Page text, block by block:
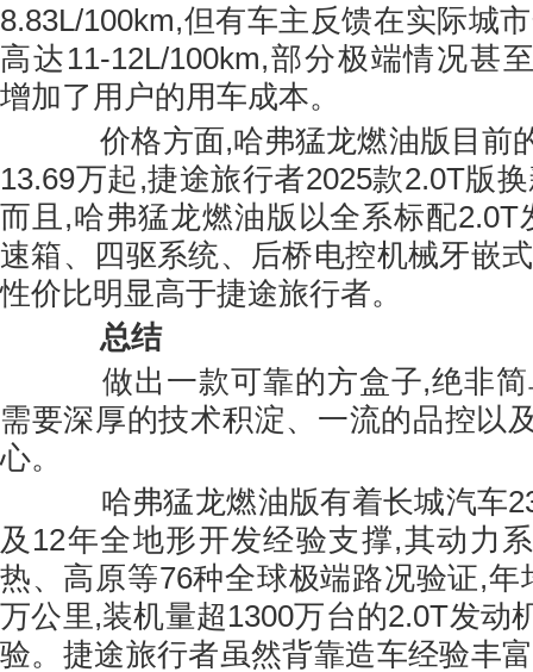
8.83L/100km,但有车主反馈在实际城
高达11-12L/100km,部分极端情况甚
增加了用户的用车成本。
价格方面,哈弗猛龙燃油版目前
13.69万起,捷途旅行者2025款2.0T版
而且,哈弗猛龙燃油版以全系标配2.0T
速箱、四驱系统、后桥电控机械牙嵌
性价比明显高于捷途旅行者。
总结
做出一款可靠的方盒子,绝非简
需要深厚的技术积淀、一流的品控以
心。
哈弗猛龙燃油版有着长城汽车
及12年全地形开发经验支撑,其动力
热、高原等76种全球极端路况验证,年
万公里,装机量超1300万台的2.0T发动
验。捷途旅行者虽然背靠造车经验丰